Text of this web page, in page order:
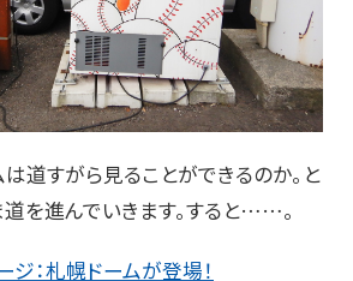
道すがら見ることができるのか。と
道を進んでいきます。すると……。
ジ：札幌ドームが登場！